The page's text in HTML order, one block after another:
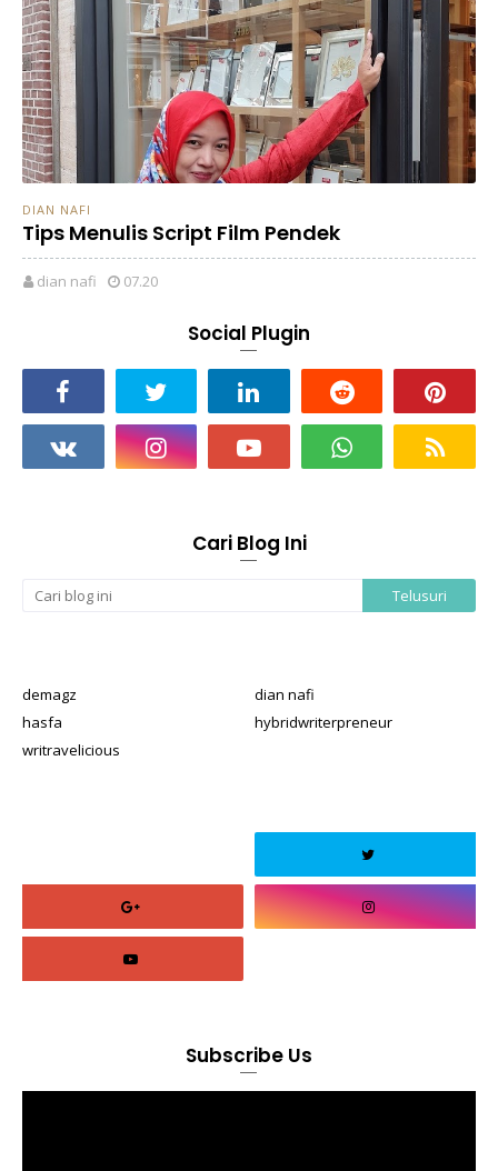
DIAN NAFI
Tips Menulis Script Film Pendek
dian nafi 07.20
Social Plugin
Cari Blog Ini
demagz
dian nafi
hasfa
hybridwriterpreneur
writravelicious
Subscribe Us